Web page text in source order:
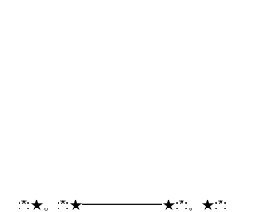
:*:★。:*:★━━━━━━★:*:。★:*: